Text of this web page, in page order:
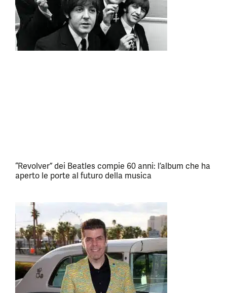
“Revolver” dei Beatles compie 60 anni: l’album che ha
aperto le porte al futuro della musica